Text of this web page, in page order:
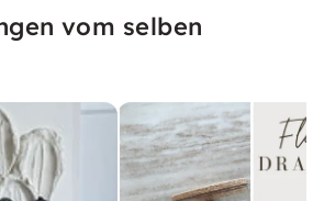
vom selben